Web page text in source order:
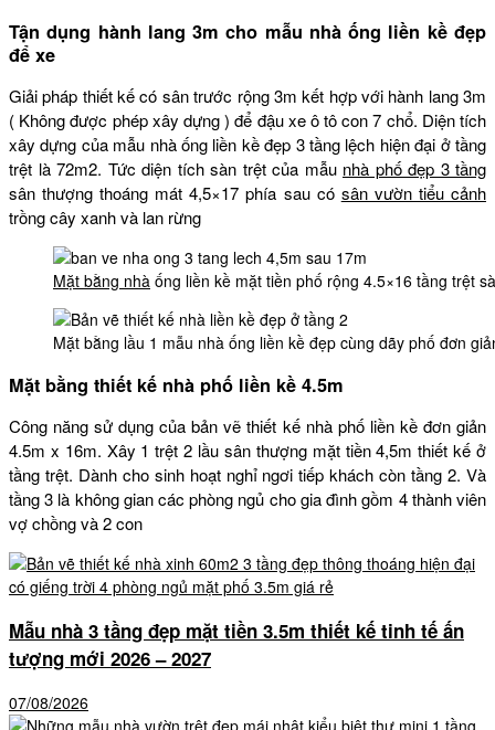
Tận dụng hành lang 3m cho mẫu nhà ống liền kề đẹp
để xe
Giải pháp thiết kế có sân trước rộng 3m kết hợp với hành lang 3m
( Không được phép xây dựng ) để đậu xe ô tô con 7 chổ. Diện tích
xây dựng của mẫu nhà ống liền kề đẹp 3 tầng lệch hiện đại ở tầng
trệt là 72m2. Tức diện tích sàn trệt của mẫu nhà phố đẹp 3 tầng
sân thượng thoáng mát 4,5×17 phía sau có sân vườn tiểu cảnh
trồng cây xanh và lan rừng
Mặt bằng nhà ống liền kề mặt tiền phố rộng 4.5×16 tầng trệt
Mặt bằng lầu 1 mẫu nhà ống liền kề đẹp cùng dãy phố đơn
Mặt bằng thiết kế nhà phố liền kề 4.5m
Công năng sử dụng của bản vẽ thiết kế nhà phố liền kề đơn giản
4.5m x 16m. Xây 1 trệt 2 lầu sân thượng mặt tiền 4,5m thiết kế ở
tầng trệt. Dành cho sinh hoạt nghỉ ngơi tiếp khách còn tầng 2. Và
tầng 3 là không gian các phòng ngủ cho gia đình gồm 4 thành viên
vợ chồng và 2 con
Mẫu nhà 3 tầng đẹp mặt tiền 3.5m thiết kế tinh tế ấn
tượng mới 2026 – 2027
07/08/2026